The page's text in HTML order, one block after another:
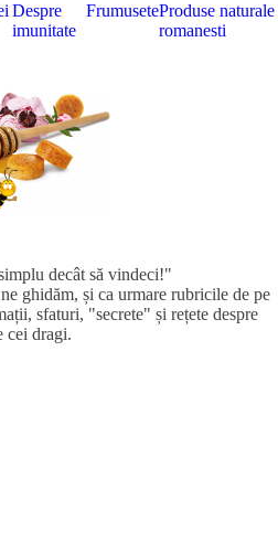
Despre
imunitate
FrumuseteProduse naturale
romanesti
decât să vindeci!"
ghidăm, și ca urmare rubricile de pe
sfaturi, "secrete" și rețete despre
cei dragi.